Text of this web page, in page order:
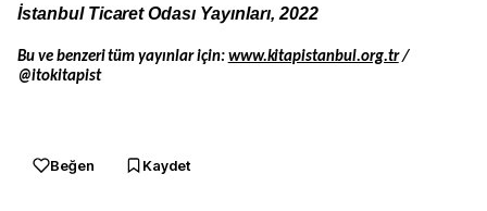
İstanbul Ticaret Odası Yayınları, 2022
Bu ve benzeri tüm yayınlar için: www.kitapistanbul.org.tr/
@itokitapist
Beğen Kaydet